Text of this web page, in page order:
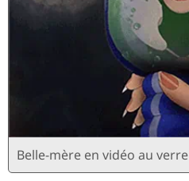
Belle-mère en vidéo au verre